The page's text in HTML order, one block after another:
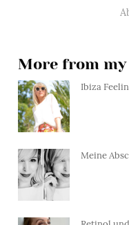
More from
Ibiza
Meine